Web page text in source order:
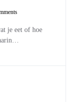
je eet of hoe